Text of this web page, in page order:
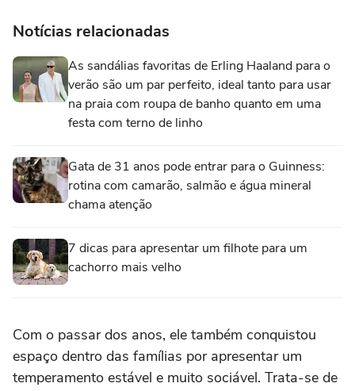
Notícias relacionadas
As sandálias favoritas de Erling Haaland para o
verão são um par perfeito, ideal tanto para usar
na praia com roupa de banho quanto em uma
festa com terno de linho
Gata de 31 anos pode entrar para o Guinness:
rotina com camarão, salmão e água mineral
chama atenção
7 dicas para apresentar um filhote para um
cachorro mais velho
Com o passar dos anos, ele também conquistou
espaço dentro das famílias por apresentar um
temperamento estável e muito sociável. Trata-se de